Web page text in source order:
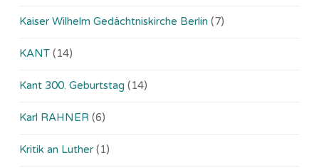
Kaiser Wilhelm Gedächtniskirche Berlin (7)
KANT (14)
Kant 300. Geburtstag (14)
Karl RAHNER (6)
Kritik an Luther (1)